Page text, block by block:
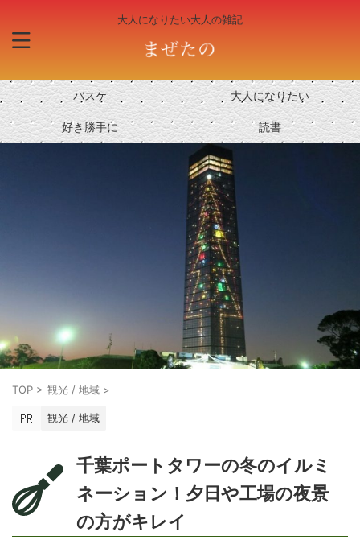
大人になりたい大人の雑記
バスケ 大人になりたい
好き勝手に 読書
TOP > 観光 / 地域 >
観光 / 地域
千葉ポートタワーの冬のイルミ
ネーション！夕日や工場の夜景
の方がキレイ